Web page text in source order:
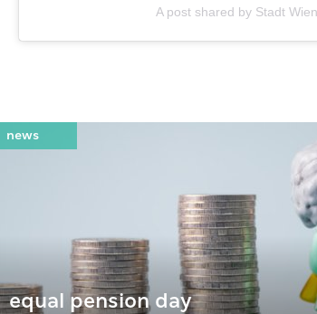
A post shared by Stadt
equal pension day